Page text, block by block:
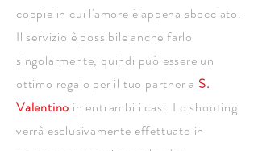
coppie in cui l'amore è appena sbocciato.
Il servizio è possibile anche farlo
singolarmente, quindi può essere un
ottimo regalo per il tuo partner a S.
Valentino in entrambi i casi. Lo shooting
verrà esclusivamente effettuato in